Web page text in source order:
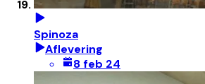
Spinoza
Aflevering
8 feb 24